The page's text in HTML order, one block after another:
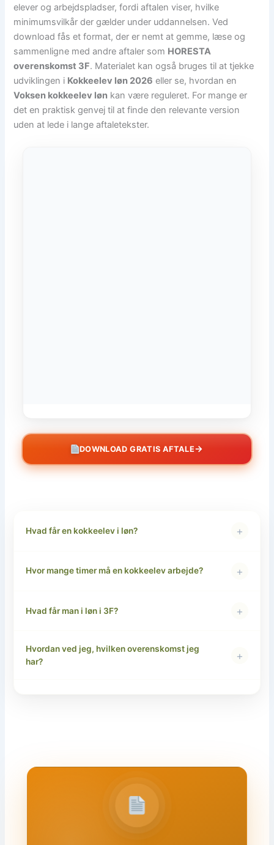
elever og arbejdspladser, fordi aftalen viser, hvilke
minimumsvilkår der gælder under uddannelsen. Ved
download fås et format, der er nemt at gemme, læse og
sammenligne med andre aftaler som HORESTA
overenskomst 3F. Materialet kan også bruges til at tjekke
udviklingen i Kokkeelev løn 2026 eller se, hvordan en
Voksen kokkeelev løn kan være reguleret. For mange er
det en praktisk genvej til at finde den relevante version
uden at lede i lange aftaletekster.
DOWNLOAD GRATIS AFTALE→
Hvad får en kokkeelev i løn? +
Hvor mange timer må en kokkeelev arbejde? +
Hvad får man i løn i 3F? +
Hvordan ved jeg, hvilken overenskomst jeg
har?
+